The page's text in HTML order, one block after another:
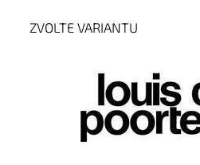
ZVOLTE VARIANTU